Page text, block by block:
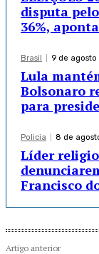
disputa
36%,
Brasil 9 de
Lula
Bolsonaro
para
Policia 8 de
Líder
Francisco
Artigo anterior